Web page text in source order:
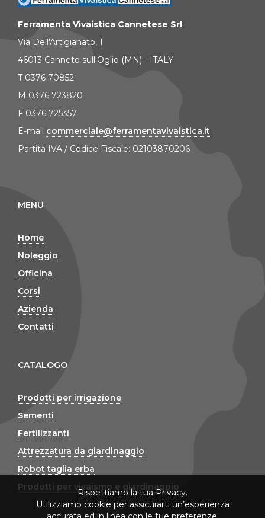
Ferramenta Vivaistica Cannetese Srl
Via Dell'Artigianato, 1
46013 Canneto sull'Oglio (MN) - ITALY
T 0376 70852
M 0376 723820
F 0376 725357
E-mail commerciale@ferramentavivaistica.it
Partita IVA / Codice Fiscale: 02103870206
MENU
Home
Noleggio
Officina
Corsi
Azienda
Contatti
CATALOGO
Prodotti per irrigazione
Sementi
Fertilizzanti
Attrezzatura da giardinaggio
Robot taglia erba
Prodotti per vivaismo e giardinaggio
Rispettiamo la tua Privacy.
Utilizziamo cookie per assicurarti un’esperienza